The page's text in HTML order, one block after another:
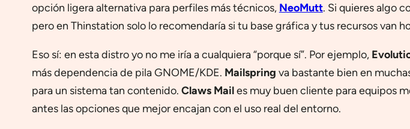
opción ligera alternativa para perfiles más técnicos, NeoMutt. Si quieres algo
pero en Thinstation solo lo recomendaría si tu base gráfica y tus recursos van
Eso sí: en esta distro yo no me iría a cualquiera “porque sí”. Por ejemplo,
más dependencia de pila GNOME/KDE. Mailspring va bastante bien en
para un sistema tan contenido. Claws Mailes muy buen cliente para equipos
antes las opciones que mejor encajan con el uso real del entorno.